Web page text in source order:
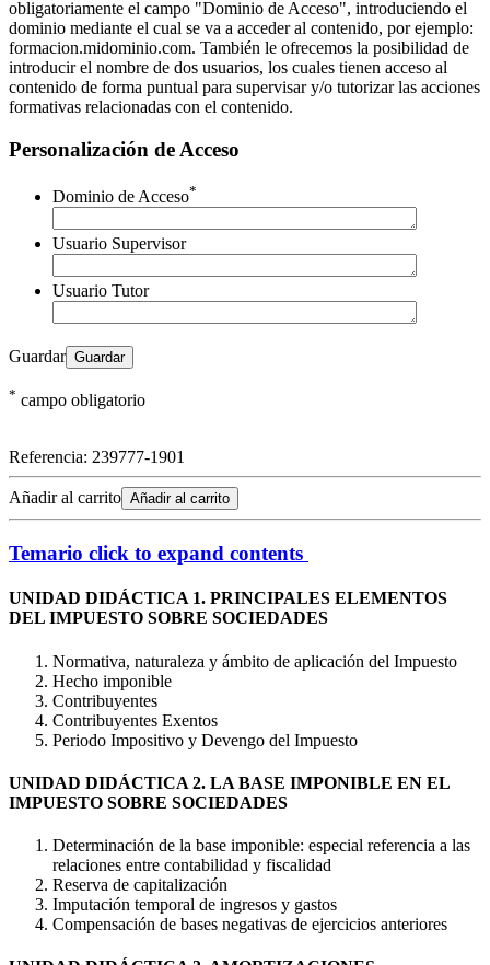
obligatoriamente el campo "Dominio de Acceso", introduciendo el
dominio mediante el cual se va a acceder al contenido, por ejemplo:
formacion.midominio.com. También le ofrecemos la posibilidad de
introducir el nombre de dos usuarios, los cuales tienen acceso al
contenido de forma puntual para supervisar y/o tutorizar las acciones
formativas relacionadas con el contenido.
Personalización de Acceso
Dominio de Acceso*
Usuario Supervisor
Usuario Tutor
Guardar
* campo obligatorio
Referencia: 239777-1901
Añadir al carrito Añadir al carrito
Temario click to expand contents
UNIDAD DIDÁCTICA 1. PRINCIPALES ELEMENTOS
DEL IMPUESTO SOBRE SOCIEDADES
Normativa, naturaleza y ámbito de aplicación del Impuesto
Hecho imponible
Contribuyentes
Contribuyentes Exentos
Periodo Impositivo y Devengo del Impuesto
UNIDAD DIDÁCTICA 2. LA BASE IMPONIBLE EN EL
IMPUESTO SOBRE SOCIEDADES
Determinación de la base imponible: especial referencia a las
relaciones entre contabilidad y fiscalidad
Reserva de capitalización
Imputación temporal de ingresos y gastos
Compensación de bases negativas de ejercicios anteriores